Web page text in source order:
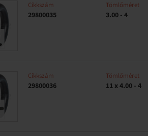
Cikkszám
29800035
Tömlőméret
3.00 - 4
Cikkszám
29800036
Tömlőméret
11 x 4.00 - 4